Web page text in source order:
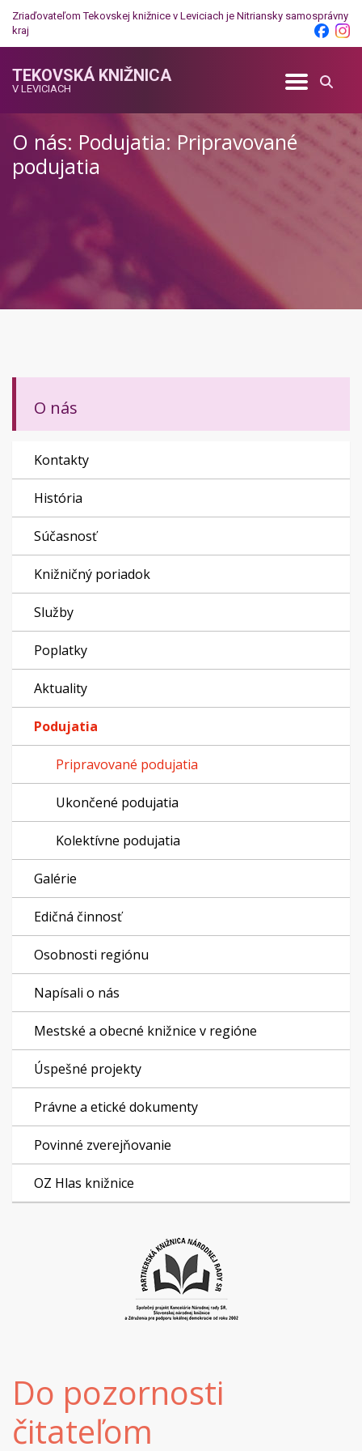
Zriaďovateľom Tekovskej knižnice v Leviciach je Nitriansky samosprávny
kraj
TEKOVSKÁ KNIŽNICA
V LEVICIACH
O nás: Podujatia: Pripravované
podujatia
O nás
Kontakty
História
Súčasnosť
Knižničný poriadok
Služby
Poplatky
Aktuality
Podujatia
Pripravované podujatia
Ukončené podujatia
Kolektívne podujatia
Galérie
Edičná činnosť
Osobnosti regiónu
Napísali o nás
Mestské a obecné knižnice v regióne
Úspešné projekty
Právne a etické dokumenty
Povinné zverejňovanie
OZ Hlas knižnice
Do pozornosti
čitateľom